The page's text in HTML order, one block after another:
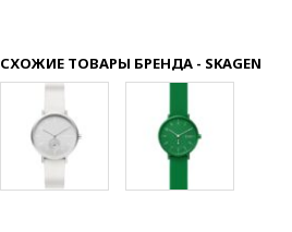
СХОЖИЕ ТОВАРЫ БРЕНДА - SKAGEN